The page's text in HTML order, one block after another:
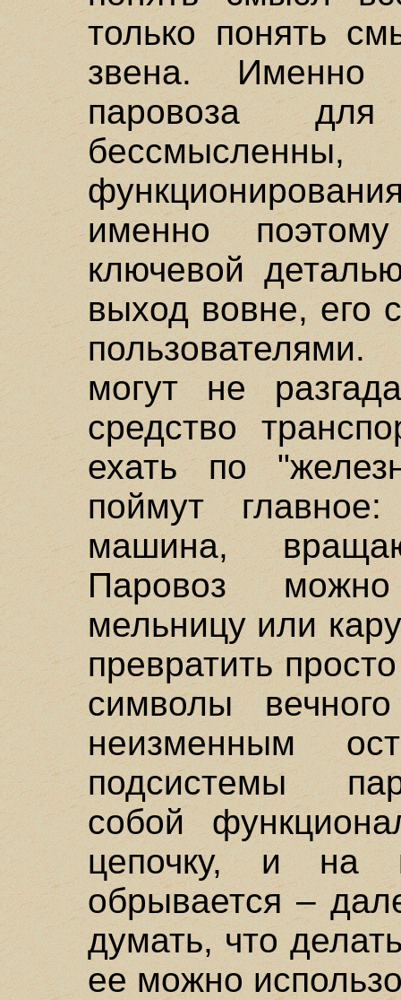
только понять
звена. Именно
паровоза
именно
ключевой
выход вовне, его
могут не
средство
ехать по
поймут
машина,
Паровоз можно
мельницу или
превратить
символы
неизменным
подсистемы
собой
цепочку, и на
обрывается –
думать, что
ее можно